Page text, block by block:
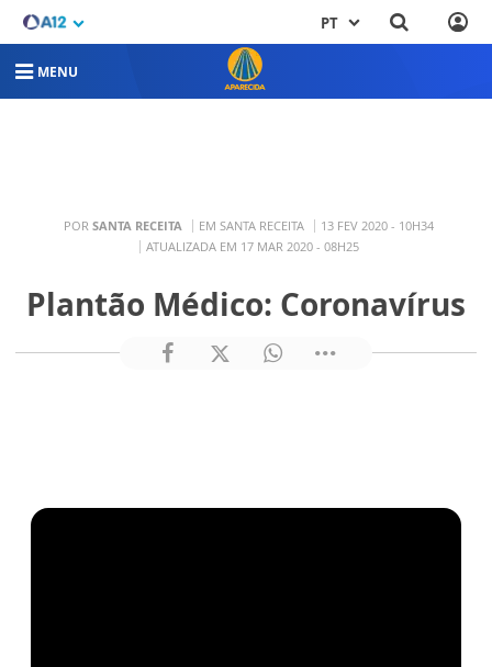
PT
MENU
POR SANTA RECEITA EM SANTA RECEITA
13 FEV 2020 - 10H34
ATUALIZADA EM 17 MAR 2020 - 08H25
Plantão Médico: Coronavírus